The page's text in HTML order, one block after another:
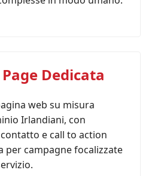
Dedicata
web su misura
Irlandiani, con
e call to action
per campagne focalizzate